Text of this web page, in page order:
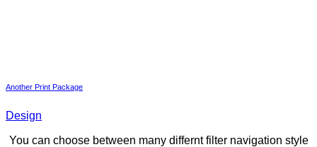
Another Print Package
Design
You can choose between many differnt filter navigation style